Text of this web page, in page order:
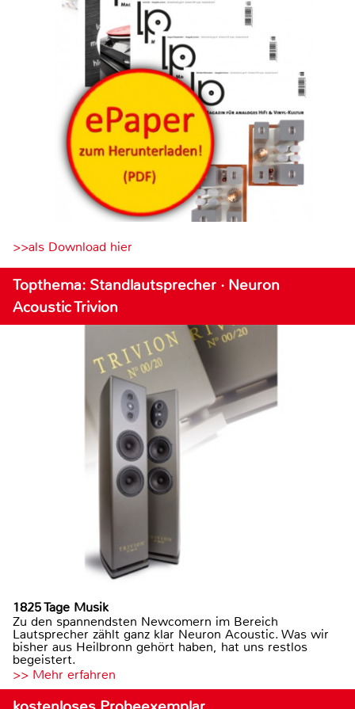
>>als Download hier
Topthema: Standlautsprecher · Neuron
Acoustic Trivion
1825 Tage Musik
Zu den spannendsten Newcomern im Bereich
Lautsprecher zählt ganz klar Neuron Acoustic. Was wir
bisher aus Heilbronn gehört haben, hat uns restlos
begeistert.
>> Mehr erfahren